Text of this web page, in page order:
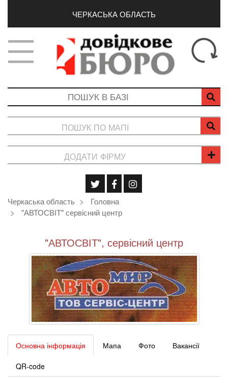
ЧЕРКАСЬКА ОБЛАСТЬ
ПОШУК ПО МАПІ
ДОДАТИ ФІРМУ
Черкаська область
Головна
"АВТОСВІТ" сервісний центр
"АВТОСВІТ", сервісний центр
Основна інформація Мапа Фото Вакансії
QR-code